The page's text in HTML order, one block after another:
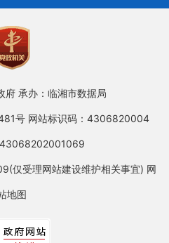
府 承办：临湘市数据局
号 网站标识码：4306820004
仅受理网站建设维护相关事宜) 网
地图